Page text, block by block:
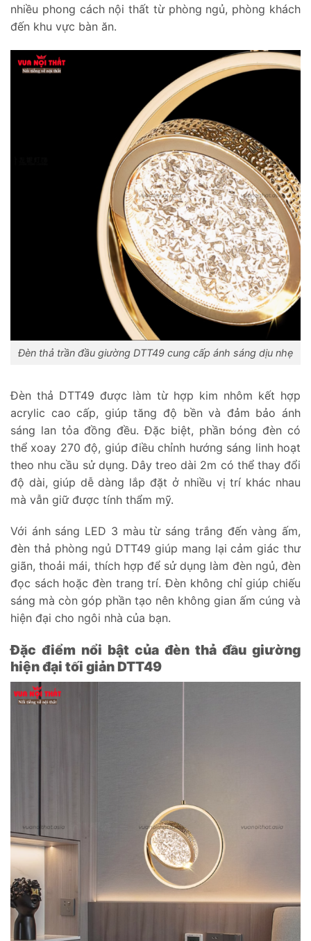
nhiều phong cách nội thất từ phòng ngủ, phòng khách
đến khu vực bàn ăn.
Đèn thả trần đầu giường DTT49 cung cấp ánh sáng dịu nhẹ
Đèn thả DTT49 được làm từ hợp kim nhôm kết hợp
acrylic cao cấp, giúp tăng độ bền và đảm bảo ánh
sáng lan tỏa đồng đều. Đặc biệt, phần bóng đèn có
thể xoay 270 độ, giúp điều chỉnh hướng sáng linh hoạt
theo nhu cầu sử dụng. Dây treo dài 2m có thể thay đổi
độ dài, giúp dễ dàng lắp đặt ở nhiều vị trí khác nhau
mà vẫn giữ được tính thẩm mỹ.
Với ánh sáng LED 3 màu từ sáng trắng đến vàng ấm,
đèn thả phòng ngủ DTT49 giúp mang lại cảm giác thư
giãn, thoải mái, thích hợp để sử dụng làm đèn ngủ, đèn
đọc sách hoặc đèn trang trí. Đèn không chỉ giúp chiếu
sáng mà còn góp phần tạo nên không gian ấm cúng và
hiện đại cho ngôi nhà của bạn.
Đặc điểm nổi bật của đèn thả đầu giường
hiện đại tối giản DTT49